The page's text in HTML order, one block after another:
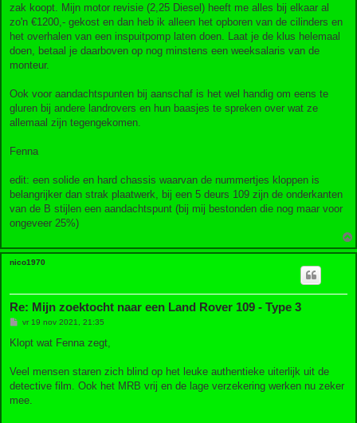
zak koopt. Mijn motor revisie (2,25 Diesel) heeft me alles bij elkaar al
zo'n €1200,- gekost en dan heb ik alleen het opboren van de cilinders en
het overhalen van een inspuitpomp laten doen. Laat je de klus helemaal
doen, betaal je daarboven op nog minstens een weeksalaris van de
monteur.
Ook voor aandachtspunten bij aanschaf is het wel handig om eens te
gluren bij andere landrovers en hun baasjes te spreken over wat ze
allemaal zijn tegengekomen.
Fenna
edit: een solide en hard chassis waarvan de nummertjes kloppen is
belangrijker dan strak plaatwerk, bij een 5 deurs 109 zijn de onderkanten
van de B stijlen een aandachtspunt (bij mij bestonden die nog maar voor
ongeveer 25%)
nico1970
Re: Mijn zoektocht naar een Land Rover 109 - Type 3
B
r
h
vr 19 nov 2021, 21:35
Klopt wat Fenna zegt,
Veel mensen staren zich blind op het leuke authentieke uiterlijk uit de
detective film. Ook het MRB vrij en de lage verzekering werken nu zeker
mee.